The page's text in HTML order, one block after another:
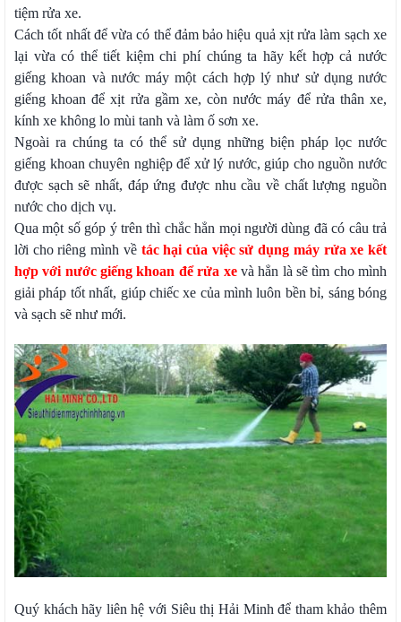
tiệm rửa xe.
Cách tốt nhất để vừa có thể đảm bảo hiệu quả xịt rửa làm sạch xe
lại vừa có thể tiết kiệm chi phí chúng ta hãy kết hợp cả nước
giếng khoan và nước máy một cách hợp lý như sử dụng nước
giếng khoan để xịt rửa gầm xe, còn nước máy để rửa thân xe,
kính xe không lo mùi tanh và làm ố sơn xe.
Ngoài ra chúng ta có thể sử dụng những biện pháp lọc nước
giếng khoan chuyên nghiệp để xử lý nước, giúp cho nguồn nước
được sạch sẽ nhất, đáp ứng được nhu cầu về chất lượng nguồn
nước cho dịch vụ.
Qua một số góp ý trên thì chắc hẳn mọi người dùng đã có câu trả
lời cho riêng mình về tác hại của việc sử dụng máy rửa xe kết
hợp với nước giếng khoan để rửa xevà hẳn là sẽ tìm cho mình
giải pháp tốt nhất, giúp chiếc xe của mình luôn bền bỉ, sáng bóng
và sạch sẽ như mới.
Quý khách hãy liên hệ với Siêu thị Hải Minh để tham khảo thêm